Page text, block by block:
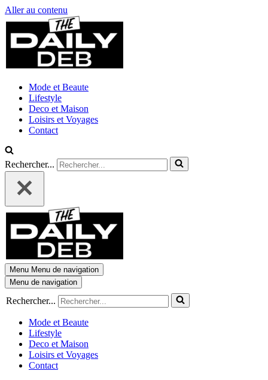
Aller au contenu
Mode et Beaute
Lifestyle
Deco et Maison
Loisirs et Voyages
Contact
Rechercher...
Menu Menu de navigation
Menu de navigation
Rechercher...
Mode et Beaute
Lifestyle
Deco et Maison
Loisirs et Voyages
Contact